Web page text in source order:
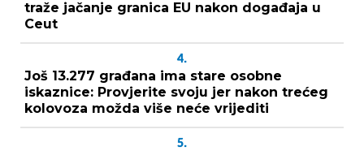
traže jačanje granica EU nakon događaja u
Ceut
4.
Još 13.277 građana ima stare osobne
iskaznice: Provjerite svoju jer nakon trećeg
kolovoza možda više neće vrijediti
5.